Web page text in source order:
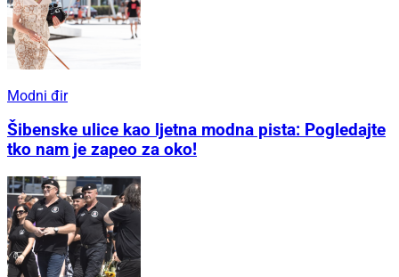
Modni đir
Šibenske ulice kao ljetna modna pista: Pogledajte
tko nam je zapeo za oko!